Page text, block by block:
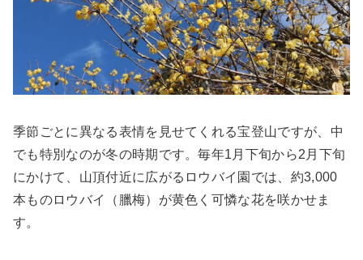
季節ごとに異なる表情を見せてくれる宝登山ですが、中
でも特別なのが冬の時期です。毎年1月下旬から2月下旬
にかけて、山頂付近に広がるロウバイ園では、約3,000
本ものロウバイ（臘梅）が黄色く可憐な花を咲かせま
す。